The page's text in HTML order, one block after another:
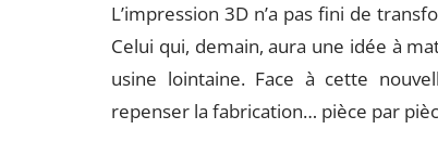
L’impression 3D n’a pas fini de
Celui qui, demain, aura une idée à
usine lointaine. Face à cette
repenser la fabrication… pièce par